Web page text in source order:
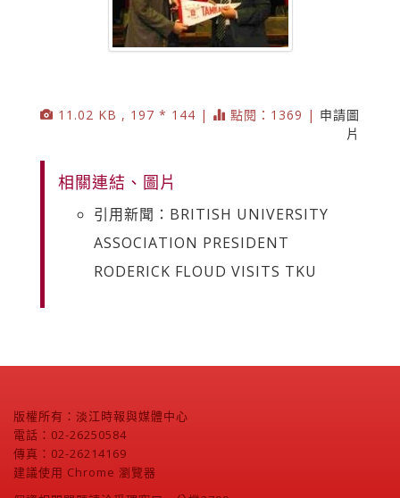
11.02 KB , 197 * 144 | 點閱：1369 | 申請圖
片
相關連結、圖片
引用新聞：BRITISH UNIVERSITY
ASSOCIATION PRESIDENT
RODERICK FLOUD VISITS TKU
版權所有：淡江時報與媒體中心
電話：02-26250584
傳真：02-26214169
建議使用 Chrome 瀏覽器